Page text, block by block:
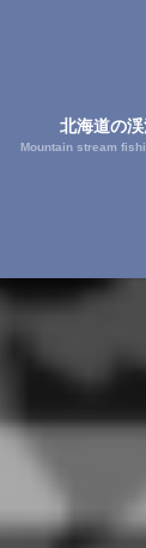
北海道の渓
Mountain stream